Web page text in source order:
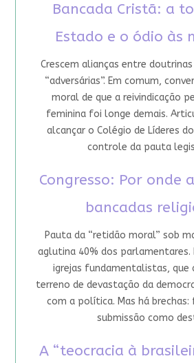
Bancada Cristã: a
Estado e o ódio às
Crescem alianças entre
“adversárias”. Em comum,
moral de que a reivindicação
feminina foi longe demais.
alcançar o Colégio de Líderes
controle da pauta
Congresso: Por onde
bancadas
Pauta da “retidão moral” sob
aglutina 40% dos parlamentares.
igrejas fundamentalistas, que
terreno de devastação da
com a política. Mas há
submissão como
A “teocracia à